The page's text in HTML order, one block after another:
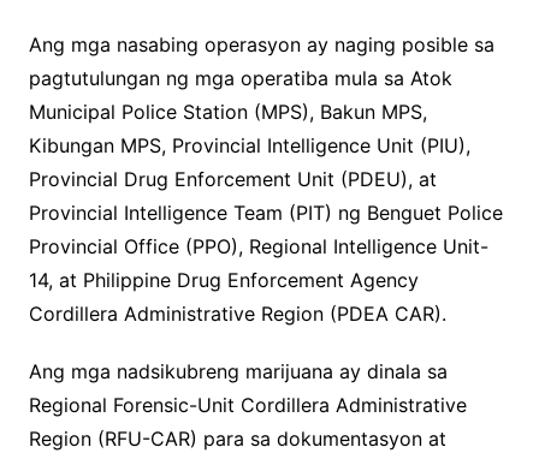
Ang mga nasabing operasyon ay naging posible sa
pagtutulungan ng mga operatiba mula sa Atok
Municipal Police Station (MPS), Bakun MPS,
Kibungan MPS, Provincial Intelligence Unit (PIU),
Provincial Drug Enforcement Unit (PDEU), at
Provincial Intelligence Team (PIT) ng Benguet Police
Provincial Office (PPO), Regional Intelligence Unit-
14, at Philippine Drug Enforcement Agency
Cordillera Administrative Region (PDEA CAR).
Ang mga nadsikubreng marijuana ay dinala sa
Regional Forensic-Unit Cordillera Administrative
Region (RFU-CAR) para sa dokumentasyon at